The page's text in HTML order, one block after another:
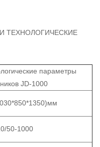
ТЕХНОЛОГИЧЕСКИЕ
параметры
JD-1000
50-1000